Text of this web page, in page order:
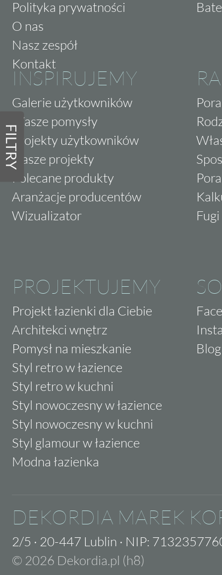
FILTRY
Polityka prywatności
O nas
Nasz zespół
Kontakt
INSPIRUJEMY
Galerie użytkowników
Wasze pomysły
Projekty użytkowników
Nasze projekty
Polecane produkty
Aranżacje producentów
Wizualizator
PROJEKTUJEMY
Projekt łazienki dla Ciebie
Architekci wnętrz
Pomysł na mieszkanie
Styl retro w łazience
Styl retro w kuchni
Styl nowoczesny w łazience
Styl nowoczesny w kuchni
Styl glamour w łazience
Modna łazienka
Blog
DEKORDIA MAREK
2/5 · 20-447 Lublin · NIP:
© 2026 Dekordia.pl (h8)